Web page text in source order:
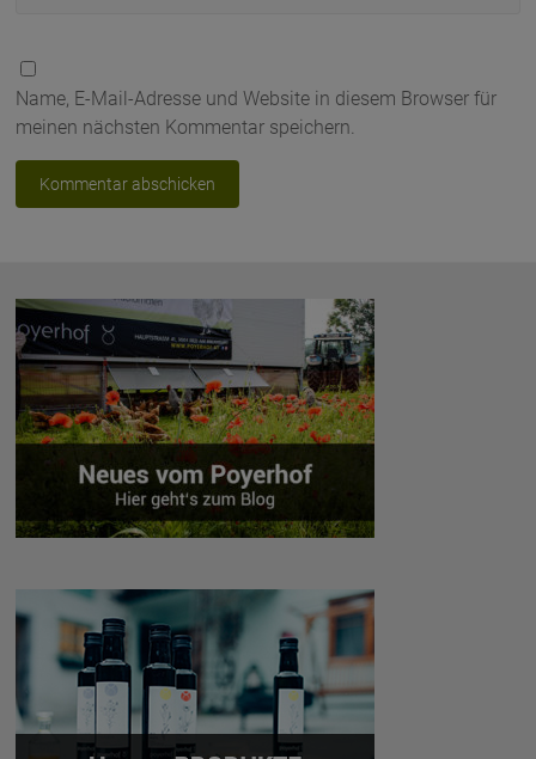
Name, E-Mail-Adresse und Website in diesem Browser für
meinen nächsten Kommentar speichern.